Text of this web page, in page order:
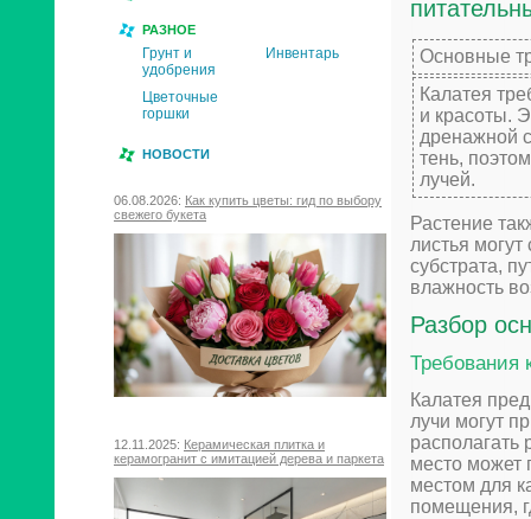
РАЗНОЕ
Грунт и
удобрения
Инвентарь
Цветочные
горшки
НОВОСТИ
06.08.2026: Как купить цветы: гид по выбору
свежего букета
12.11.2025: Керамическая плитка и
керамогранит с имитацией дерева и паркета
Основные
Калатея
и красоты.
дренажной
тень,
лучей.
Растение
листья
субстрата,
влажность
Разбор
Требования
Калатея
лучи могут
место может
местом для
помещения,